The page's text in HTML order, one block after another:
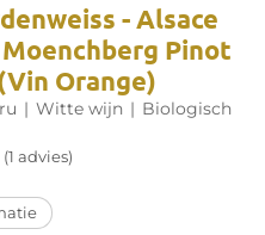
- Alsace
Moenchberg Pinot
Orange)
| Witte wijn | Biologisch
(1 advies)